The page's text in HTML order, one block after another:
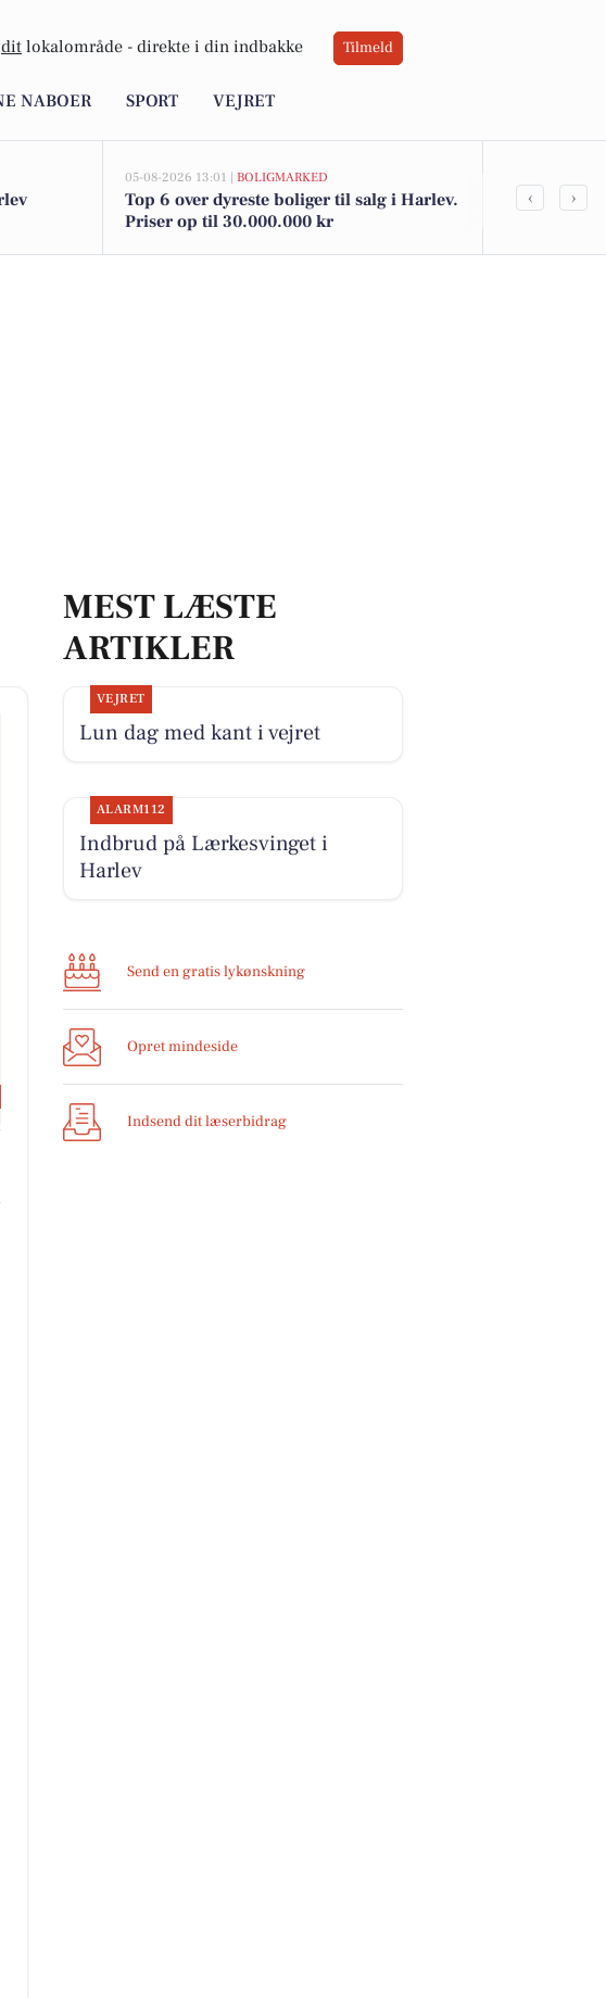
dit lokalområde - direkte i din indbakke Tilmeld
NABOER SPORT VEJRET
05-08-2026 13:01 | BOLIGMARKED
Top 6 over dyreste boliger til salg i Harlev.
Priser op til 30.000.000 kr
Indbrud
‹ ›
MEST LÆSTE
ARTIKLER
VEJRET
Lun dag med kant i vejret
ALARM112
Indbrud på Lærkesvinget i
Harlev
Send en gratis lykønskning
Opret mindeside
Indsend dit læserbidrag